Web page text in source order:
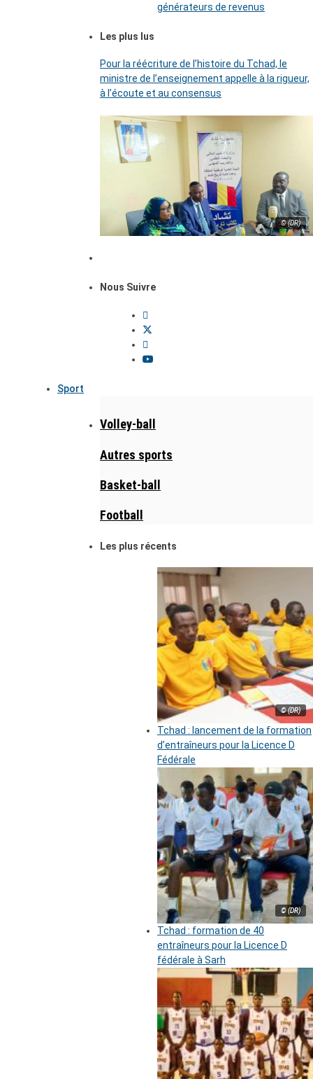
générateurs de revenus
Les plus lus
Pour la réécriture de l’histoire du Tchad, le
ministre de l’enseignement appelle à la rigueur,
à l’écoute et au consensus
© (DR)
Nous Suivre
Sport
Volley-ball
Autres sports
Basket-ball
Football
Les plus récents
© (DR)
Tchad : lancement de la formation
d’entraîneurs pour la Licence D
Fédérale
© (DR)
Tchad : formation de 40
entraîneurs pour la Licence D
fédérale à Sarh